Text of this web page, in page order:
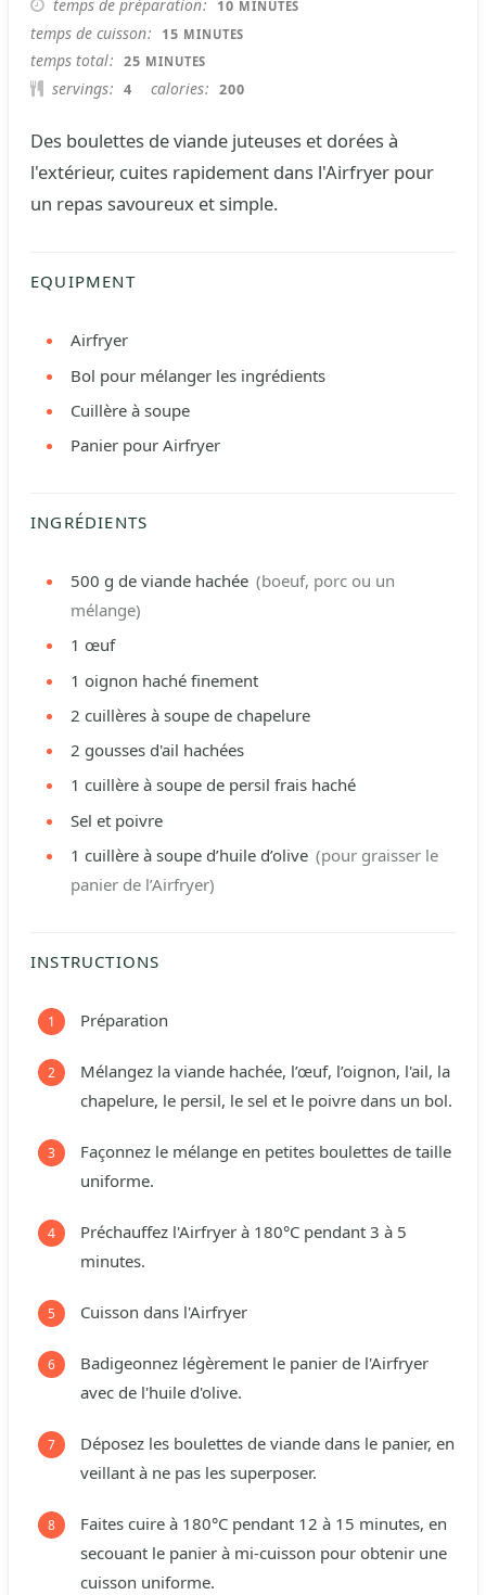
temps de préparation 10 MINUTES
temps de cuisson 15 MINUTES
MINUTES
temps total 25 MINUTES
MINUTES
servings 4 calories 200
Des boulettes de viande juteuses et dorées à
l'extérieur, cuites rapidement dans l'Airfryer pour
un repas savoureux et simple.
EQUIPMENT
Airfryer
Bol pour mélanger les ingrédients
Cuillère à soupe
Panier pour Airfryer
INGRÉDIENTS
500 g de viande hachée (boeuf, porc ou un
mélange)
1 œuf
1 oignon haché finement
2 cuillères à soupe de chapelure
2 gousses d'ail hachées
1 cuillère à soupe de persil frais haché
Sel et poivre
1 cuillère à soupe d’huile d’olive (pour graisser le
panier de l’Airfryer)
INSTRUCTIONS
Préparation
Mélangez la viande hachée, l’œuf, l’oignon, l'ail, la
chapelure, le persil, le sel et le poivre dans un bol.
Façonnez le mélange en petites boulettes de taille
uniforme.
Préchauffez l'Airfryer à 180°C pendant 3 à 5
minutes.
Cuisson dans l'Airfryer
Badigeonnez légèrement le panier de l'Airfryer
avec de l'huile d'olive.
Déposez les boulettes de viande dans le panier, en
veillant à ne pas les superposer.
Faites cuire à 180°C pendant 12 à 15 minutes, en
secouant le panier à mi-cuisson pour obtenir une
cuisson uniforme.